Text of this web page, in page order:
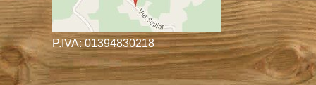
P.IVA: 01394830218